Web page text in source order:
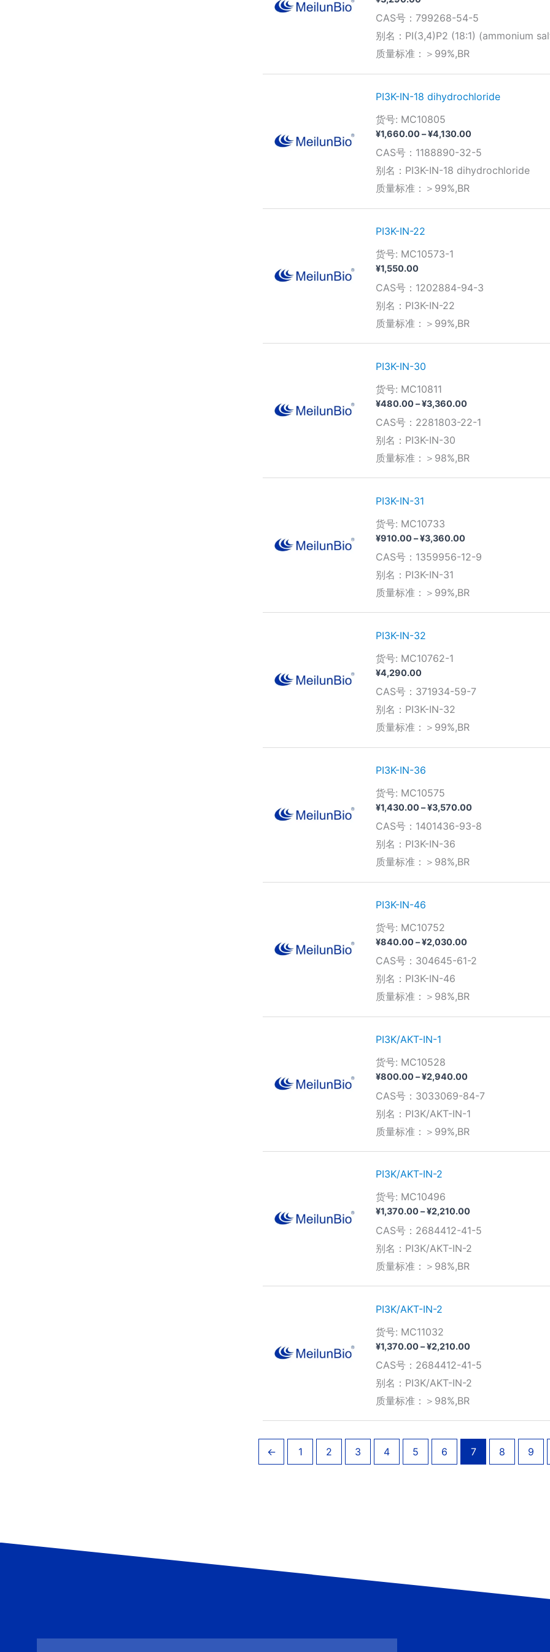
CAS号：799268-54-5
别名：PI(3,4)P2 (18:1) (ammonium
质量标准：＞99%,BR
PI3K-IN-18 dihydrochloride
货号: MC10805
¥1,660.00–¥4,130.00价
范
围：
¥1,660.00
CAS号：1188890-32-5
别名：PI3K-IN-18 dihydrochloride
质量标准：＞99%,BR
PI3K-IN-22
货号: MC10573-1
¥1,550.00
CAS号：1202884-94-3
别名：PI3K-IN-22
质量标准：＞99%,BR
PI3K-IN-30
货号: MC10811
¥480.00–¥3,360.00价
范
至
CAS号：2281803-22-1
别名：PI3K-IN-30
质量标准：＞98%,BR
PI3K-IN-31
货号: MC10733
¥910.00–¥3,360.00价
范
至
CAS号：1359956-12-9
别名：PI3K-IN-31
质量标准：＞99%,BR
PI3K-IN-32
货号: MC10762-1
¥4,290.00
CAS号：371934-59-7
别名：PI3K-IN-32
质量标准：＞99%,BR
PI3K-IN-36
货号: MC10575
¥1,430.00–¥3,570.00价
范
CAS号：1401436-93-8
别名：PI3K-IN-36
质量标准：＞98%,BR
PI3K-IN-46
货号: MC10752
¥840.00–¥2,030.00价
范
至
CAS号：304645-61-2
别名：PI3K-IN-46
质量标准：＞98%,BR
PI3K/AKT-IN-1
货号: MC10528
¥800.00–¥2,940.00价
范
围：
¥800.00
至
CAS号：3033069-84-7
别名：PI3K/AKT-IN-1
质量标准：＞99%,BR
PI3K/AKT-IN-2
货号: MC10496
¥1,370.00–¥2,210.00价
范
围：
¥1,370.00
至
CAS号：2684412-41-5
别名：PI3K/AKT-IN-2
质量标准：＞98%,BR
PI3K/AKT-IN-2
货号: MC11032
¥1,370.00–¥2,210.00价
范
围：
¥1,370.00
至
CAS号：2684412-41-5
别名：PI3K/AKT-IN-2
质量标准：＞98%,BR
← 1 2 3 4 5 6 7 8 9